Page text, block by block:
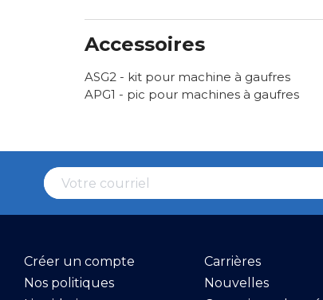
Accessoires
ASG2 - kit pour machine à gaufres
APG1 - pic pour machines à gaufres
Créer un compte
Nos politiques
Carrières
Nouvelles